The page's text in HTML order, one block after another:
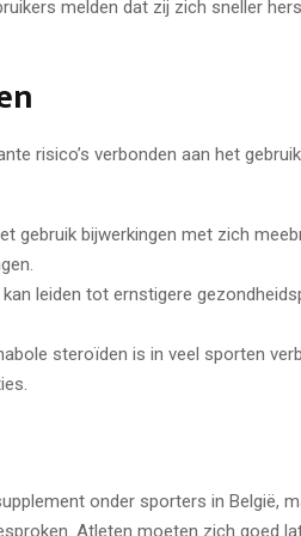
melden dat zij zich sneller
risico’s verbonden aan het
gebruik bijwerkingen met zich
leiden tot ernstigere
steroïden is in veel sporten
onder sporters in België,
Atleten moeten zich goed